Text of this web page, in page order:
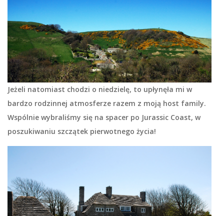
Jeżeli natomiast chodzi o niedzielę, to upłynęła mi w
bardzo rodzinnej atmosferze razem z moją host family.
Wspólnie wybraliśmy się na spacer po Jurassic Coast, w
poszukiwaniu szczątek pierwotnego życia!